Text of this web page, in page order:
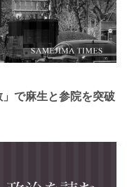
で麻生と参院を突破